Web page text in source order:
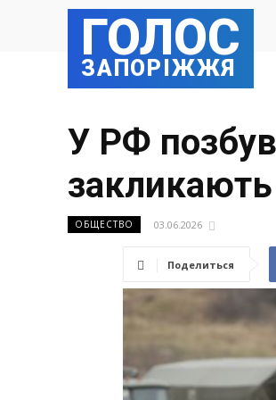
ГОЛОС
ЗАПОРІЖЖЯ
У РФ
ОБЩЕСТВО 03.06.2026
Поделиться